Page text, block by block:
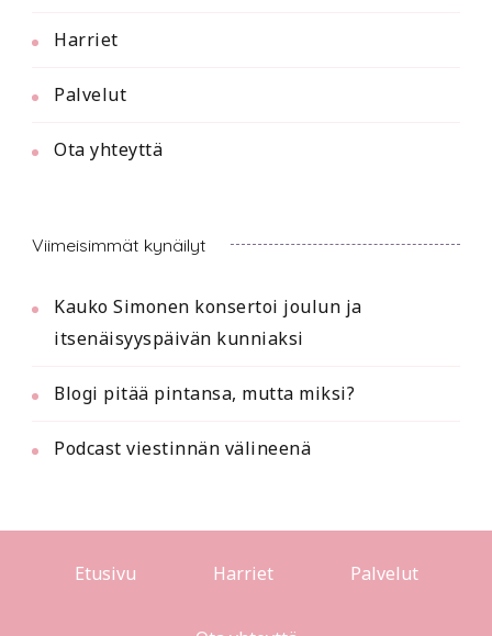
Harriet
Palvelut
Ota yhteyttä
Viimeisimmät kynäilyt
Kauko Simonen konsertoi joulun ja
itsenäisyyspäivän kunniaksi
Blogi pitää pintansa, mutta miksi?
Podcast viestinnän välineenä
Etusivu Harriet Palvelut